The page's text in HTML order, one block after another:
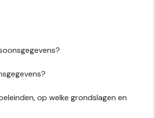
op welke grondslagen en